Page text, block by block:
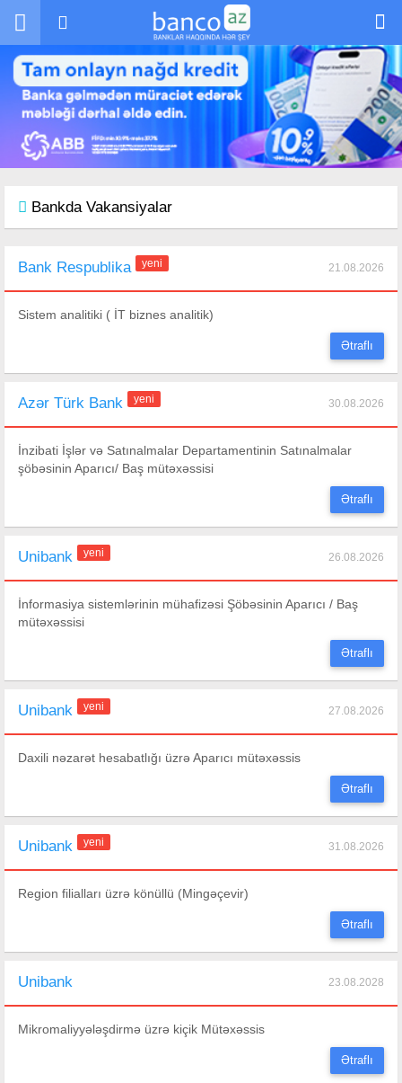
Skip to main content
Bankda Vakansiyalar
Bank Respublika yeni 21.08.2026
Sistem analitiki ( İT biznes analitik)
Ətraflı
Azər Türk Bank yeni 30.08.2026
İnzibati İşlər və Satınalmalar Departamentinin Satınalmalar
şöbəsinin Aparıcı/ Baş mütəxəssisi
Ətraflı
Unibank yeni 26.08.2026
İnformasiya sistemlərinin mühafizəsi Şöbəsinin Aparıcı / Baş
mütəxəssisi
Ətraflı
Unibank yeni 27.08.2026
Daxili nəzarət hesabatlığı üzrə Aparıcı mütəxəssis
Ətraflı
Unibank yeni 31.08.2026
Region filialları üzrə könüllü (Mingəçevir)
Ətraflı
Unibank 23.08.2028
Mikromaliyyələşdirmə üzrə kiçik Mütəxəssis
Ətraflı